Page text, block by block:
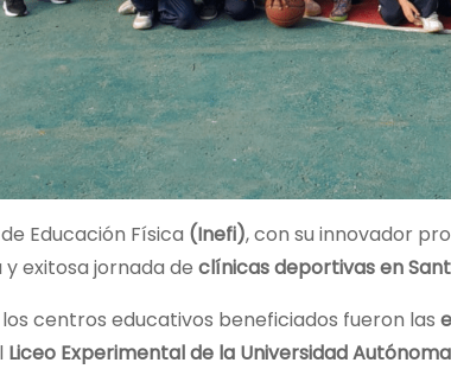
Educación Física (Inefi), con su innovador
exitosa jornada de clínicas deportivas en
centros educativos beneficiados fueron las
Liceo Experimental de la Universidad